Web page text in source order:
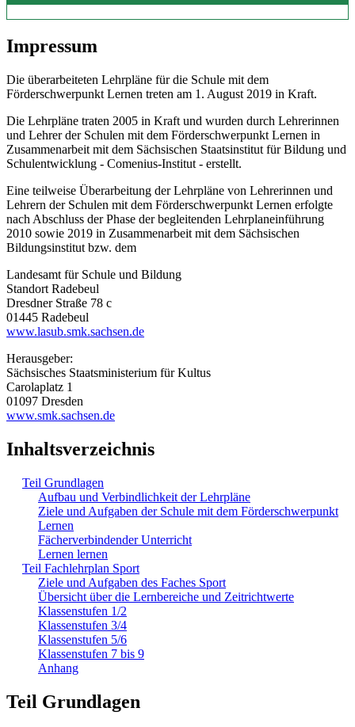
Impressum
Die überarbeiteten Lehrpläne für die Schule mit dem
Förderschwerpunkt Lernen treten am 1. August 2019 in Kraft.
Die Lehrpläne traten 2005 in Kraft und wurden durch Lehrerinnen
und Lehrer der Schulen mit dem Förderschwerpunkt Lernen in
Zusammenarbeit mit dem Sächsischen Staatsinstitut für Bildung und
Schulentwicklung - Comenius-Institut - erstellt.
Eine teilweise Überarbeitung der Lehrpläne von Lehrerinnen und
Lehrern der Schulen mit dem Förderschwerpunkt Lernen erfolgte
nach Abschluss der Phase der begleitenden Lehrplaneinführung
2010 sowie 2019 in Zusammenarbeit mit dem Sächsischen
Bildungsinstitut bzw. dem
Landesamt für Schule und Bildung
Standort Radebeul
Dresdner Straße 78 c
01445 Radebeul
www.lasub.smk.sachsen.de
Herausgeber:
Sächsisches Staatsministerium für Kultus
Carolaplatz 1
01097 Dresden
www.smk.sachsen.de
Inhaltsverzeichnis
Teil Grundlagen
Aufbau und Verbindlichkeit der Lehrpläne
Ziele und Aufgaben der Schule mit dem Förderschwerpunkt
Lernen
Fächerverbindender Unterricht
Lernen lernen
Teil Fachlehrplan Sport
Ziele und Aufgaben des Faches Sport
Übersicht über die Lernbereiche und Zeitrichtwerte
Klassenstufen 1/2
Klassenstufen 3/4
Klassenstufen 5/6
Klassenstufen 7 bis 9
Anhang
Teil Grundlagen